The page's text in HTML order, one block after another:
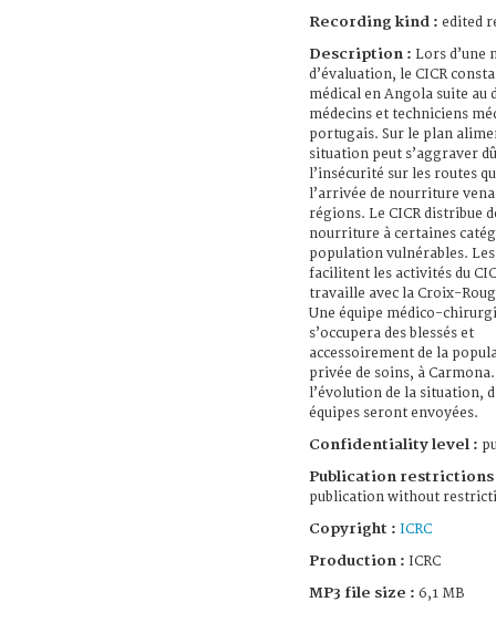
Recording kind : edited
Description : Lors d’une
d’évaluation, le CICR
médical en Angola suite au
médecins et techniciens
portugais. Sur le plan
situation peut s’aggraver
l’insécurité sur les routes
l’arrivée de nourriture
régions. Le CICR distribue
nourriture à certaines
population vulnérables.
facilitent les activités du
travaille avec la Croix-
Une équipe médico-
s’occupera des blessés et
accessoirement de la
privée de soins, à
l’évolution de la situation,
équipes seront envoyées.
Confidentiality level :
Publication restrictions
publication without
Copyright : ICRC
Production : ICRC
MP3 file size : 6,1 MB